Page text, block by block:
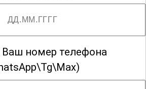
Ваш номер телефона